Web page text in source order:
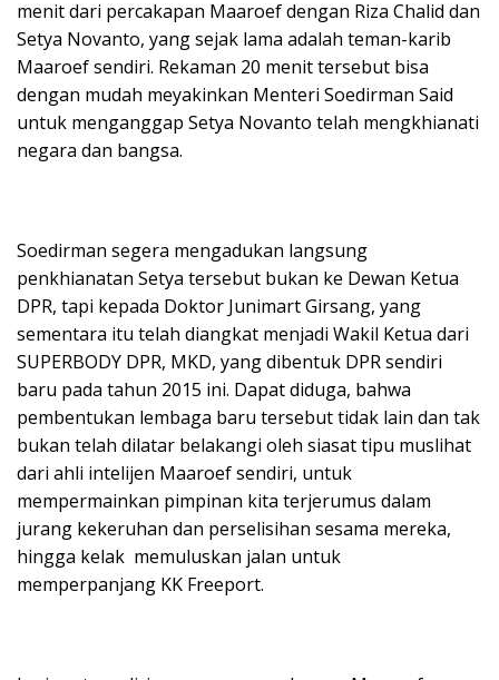
menit dari percakapan Maaroef dengan Riza Chalid dan
Setya Novanto, yang sejak lama adalah teman-karib
Maaroef sendiri. Rekaman 20 menit tersebut bisa
dengan mudah meyakinkan Menteri Soedirman Said
untuk menganggap Setya Novanto telah mengkhianati
negara dan bangsa.
Soedirman segera mengadukan langsung
penkhianatan Setya tersebut bukan ke Dewan Ketua
DPR, tapi kepada Doktor Junimart Girsang, yang
sementara itu telah diangkat menjadi Wakil Ketua dari
SUPERBODY DPR, MKD, yang dibentuk DPR sendiri
baru pada tahun 2015 ini. Dapat diduga, bahwa
pembentukan lembaga baru tersebut tidak lain dan tak
bukan telah dilatar belakangi oleh siasat tipu muslihat
dari ahli intelijen Maaroef sendiri, untuk
mempermainkan pimpinan kita terjerumus dalam
jurang kekeruhan dan perselisihan sesama mereka,
hingga kelak memuluskan jalan untuk
memperpanjang KK Freeport.